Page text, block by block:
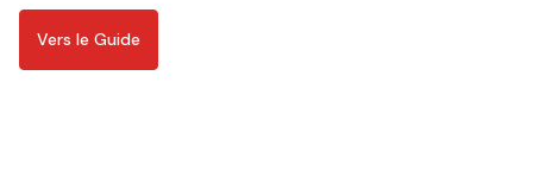
Vers le Guide